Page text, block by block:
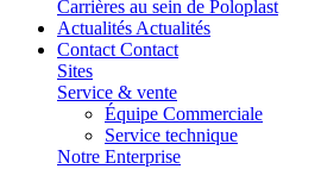
Carrières au sein de Poloplast
Actualités Actualités
Contact Contact
Sites
Service & vente
Équipe Commerciale
Service technique
Notre Enterprise